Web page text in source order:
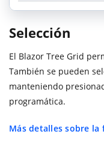
Selección
El Blazor Tree Grid
También se pueden
manteniendo
programática.
Más detalles sobre la